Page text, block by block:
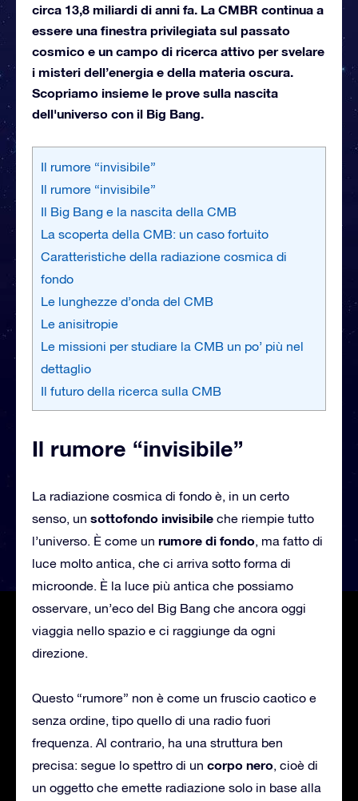
circa 13,8 miliardi di anni fa. La CMBR continua a
essere una finestra privilegiata sul passato
cosmico e un campo di ricerca attivo per svelare
i misteri dell’energia e della materia oscura.
Scopriamo insieme le prove sulla nascita
dell'universo con il Big Bang.
Il rumore “invisibile”
Il rumore “invisibile”
Il Big Bang e la nascita della CMB
La scoperta della CMB: un caso fortuito
Caratteristiche della radiazione cosmica di
fondo
Le lunghezze d’onda del CMB
Le anisitropie
Le missioni per studiare la CMB un po’ più nel
dettaglio
Il futuro della ricerca sulla CMB
Il rumore “invisibile”
La radiazione cosmica di fondo è, in un certo
senso, un sottofondo invisibile che riempie tutto
l’universo. È come un rumore di fondo, ma fatto di
luce molto antica, che ci arriva sotto forma di
microonde. È la luce più antica che possiamo
osservare, un’eco del Big Bang che ancora oggi
viaggia nello spazio e ci raggiunge da ogni
direzione.
Questo “rumore” non è come un fruscio caotico e
senza ordine, tipo quello di una radio fuori
frequenza. Al contrario, ha una struttura ben
precisa: segue lo spettro di un corpo nero, cioè di
un oggetto che emette radiazione solo in base alla